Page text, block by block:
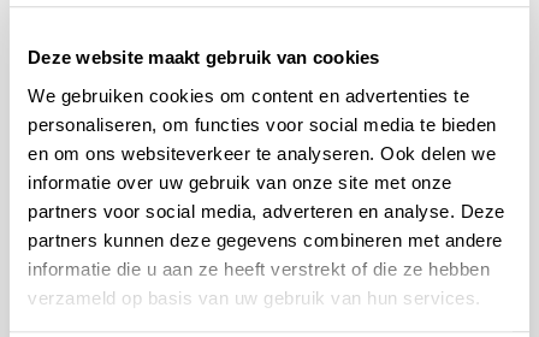
Deze website maakt gebruik van cookies
We gebruiken cookies om content en advertenties te
personaliseren, om functies voor social media te bieden
en om ons websiteverkeer te analyseren. Ook delen we
informatie over uw gebruik van onze site met onze
partners voor social media, adverteren en analyse. Deze
partners kunnen deze gegevens combineren met andere
informatie die u aan ze heeft verstrekt of die ze hebben
verzameld op basis van uw gebruik van hun services.
mezzanine met bed 180 cm en 2 bedden 90 cm
(onderschuifbed)
badkamer met douche, dubbele lavabo en WC
WC apart
terrein:
woning: 120m²
terrein: 30a
zwembad: 9mx4m en 0,7m-1,8m diep met